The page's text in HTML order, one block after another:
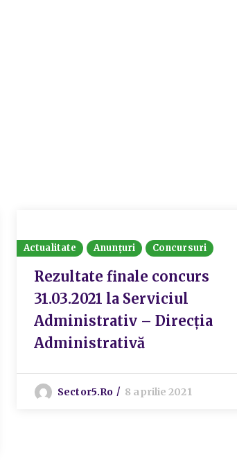
Actualitate Anunțuri Concursuri
Rezultate finale concurs
31.03.2021 la Serviciul
Administrativ – Direcția
Administrativă
Sector5.ro 8 aprilie 2021